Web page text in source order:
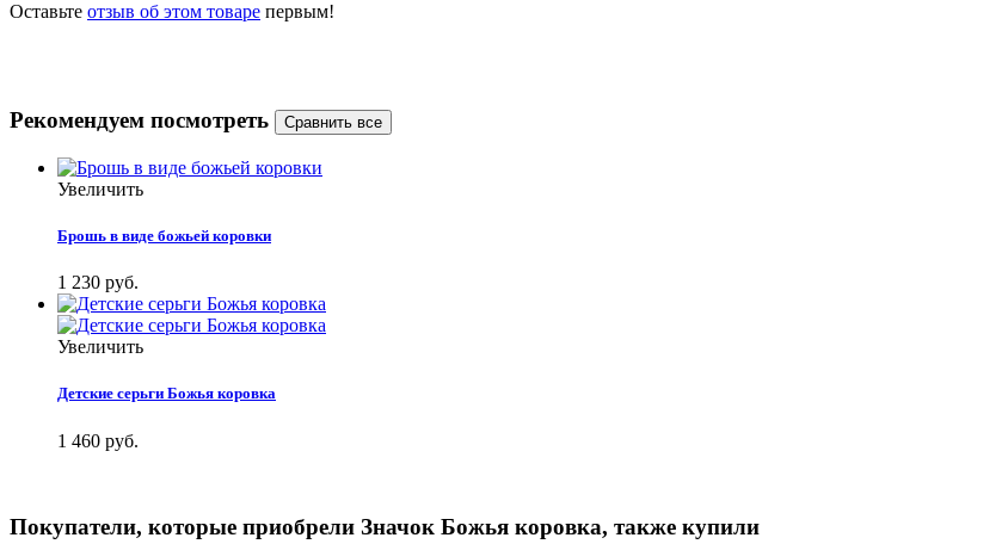
Оставьте отзыв об этом товаре первым!
Рекомендуем посмотреть
Увеличить
Брошь в виде божьей коровки
1 230 руб.
Увеличить
Детские серьги Божья коровка
1 460 руб.
Покупатели, которые приобрели Значок Божья коровка, также купили